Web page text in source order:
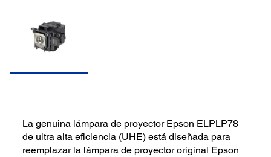
La genuina lámpara de proyector Epson ELPLP78
de ultra alta eficiencia (UHE) está diseñada para
reemplazar la lámpara de proyector original Epson